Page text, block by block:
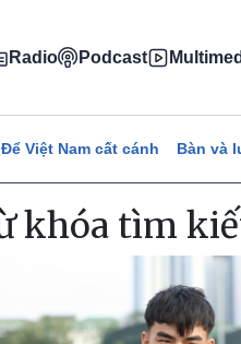
Radio Podcast
Để Việt Nam cất cánh Bàn và
khóa tìm